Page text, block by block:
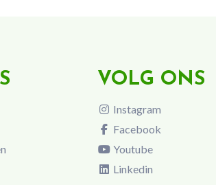
VOLG ONS
Instagram
Facebook
Youtube
Linkedin